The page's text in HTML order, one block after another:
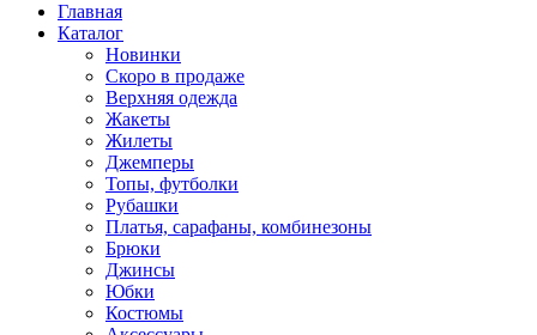
Главная
Каталог
Новинки
Скоро в продаже
Верхняя одежда
Жакеты
Жилеты
Джемперы
Топы, футболки
Рубашки
Платья, сарафаны, комбинезоны
Брюки
Джинсы
Юбки
Костюмы